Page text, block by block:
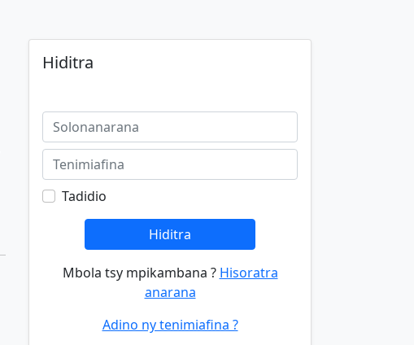
Hiditra
Tadidio
Hiditra
Mbola tsy mpikambana ? Hisoratra
anarana
Adino ny tenimiafina ?